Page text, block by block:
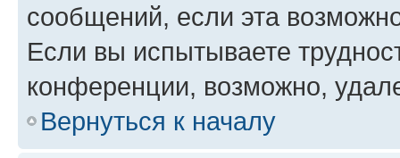
сообщений, если эта
Если вы испытываете
конференции, возможно,
Вернуться к началу